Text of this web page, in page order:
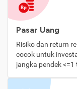
Pasar Uang
Risiko dan return
cocok untuk
jangka pendek <=1